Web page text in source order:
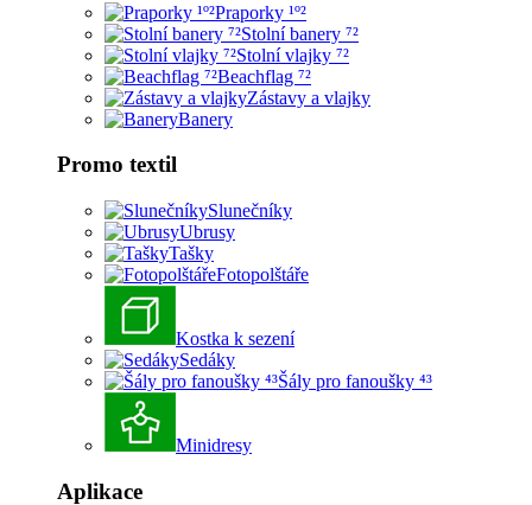
Praporky ¹º²
Stolní banery ⁷²
Stolní vlajky ⁷²
Beachflag ⁷²
Zástavy a vlajky
Banery
Promo textil
Slunečníky
Ubrusy
Tašky
Fotopolštáře
Kostka k sezení
Sedáky
Šály pro fanoušky ⁴³
Minidresy
Aplikace